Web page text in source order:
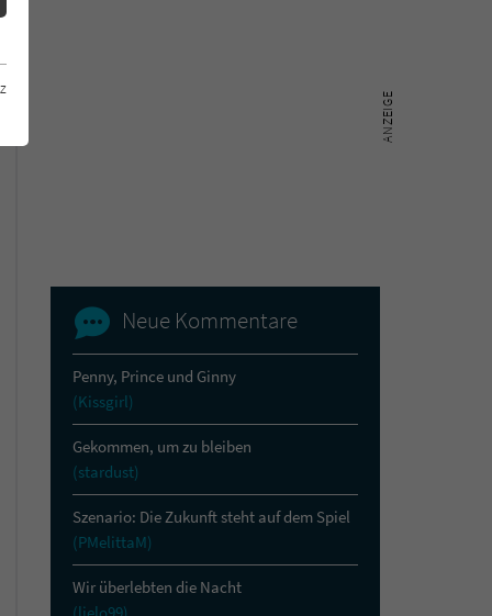
Neue Kommentare
Penny, Prince und Ginny
(Kissgirl)
Gekommen, um zu bleiben
(stardust)
Szenario: Die Zukunft steht auf dem Spiel
(PMelittaM)
Wir überlebten die Nacht